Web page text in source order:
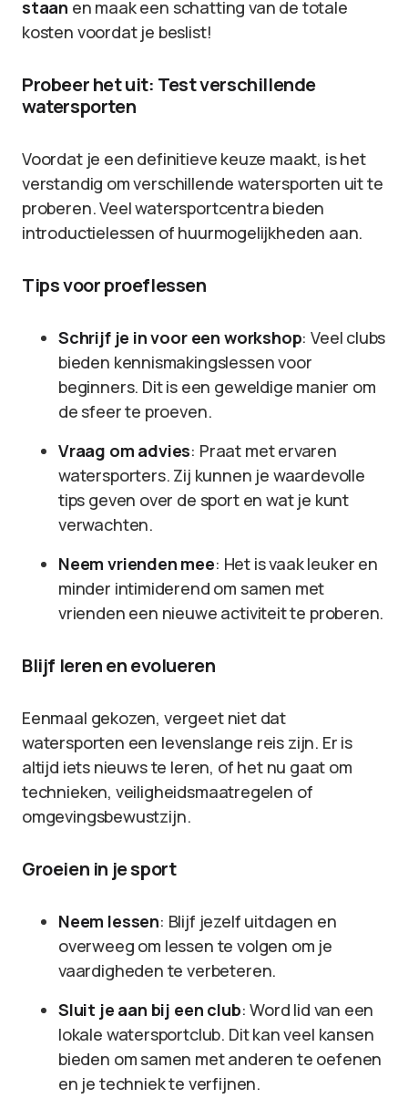
staan en maak een schatting van de totale
kosten voordat je beslist!
Probeer het uit: Test verschillende
watersporten
Voordat je een definitieve keuze maakt, is het
verstandig om verschillende watersporten uit te
proberen. Veel watersportcentra bieden
introductielessen of huurmogelijkheden aan.
Tips voor proeflessen
Schrijf je in voor een workshop: Veel clubs
bieden kennismakingslessen voor
beginners. Dit is een geweldige manier om
de sfeer te proeven.
Vraag om advies: Praat met ervaren
watersporters. Zij kunnen je waardevolle
tips geven over de sport en wat je kunt
verwachten.
Neem vrienden mee: Het is vaak leuker en
minder intimiderend om samen met
vrienden een nieuwe activiteit te proberen.
Blijf leren en evolueren
Eenmaal gekozen, vergeet niet dat
watersporten een levenslange reis zijn. Er is
altijd iets nieuws te leren, of het nu gaat om
technieken, veiligheidsmaatregelen of
omgevingsbewustzijn.
Groeien in je sport
Neem lessen: Blijf jezelf uitdagen en
overweeg om lessen te volgen om je
vaardigheden te verbeteren.
Sluit je aan bij een club: Word lid van een
lokale watersportclub. Dit kan veel kansen
bieden om samen met anderen te oefenen
en je techniek te verfijnen.